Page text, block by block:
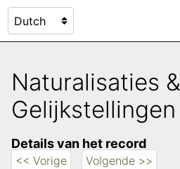
Naturalisaties &
Gelijkstellingen
Details van het record
<< Vorige Volgende >>